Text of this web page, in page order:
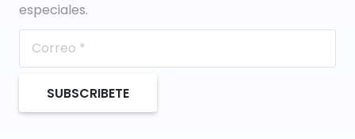
especiales.
SUBSCRIBETE